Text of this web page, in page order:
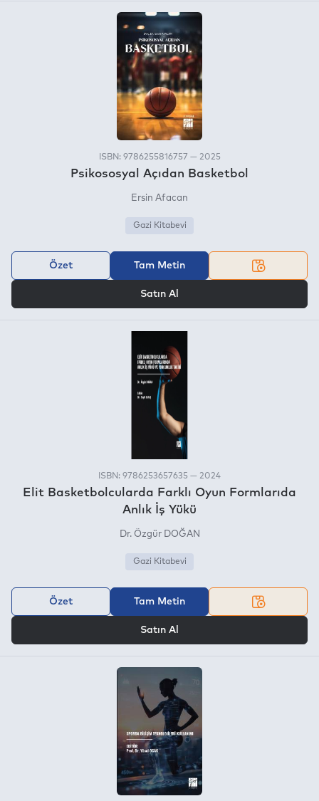
ISBN: 9786255816757 — 2025
Psikososyal Açıdan Basketbol
Ersin Afacan
Gazi Kitabevi
Özet Tam Metin
Satın Al
ISBN: 9786253657635 — 2024
Elit Basketbolcularda Farklı Oyun Formlarıda
Anlık İş Yükü
Dr. Özgür DOĞAN
Gazi Kitabevi
Özet Tam Metin
Satın Al